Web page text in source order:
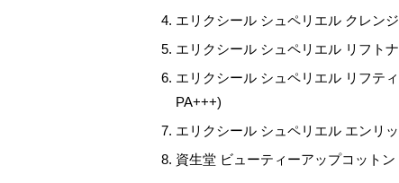
エリクシール シュペリエル クレン
エリクシール シュペリエル リフト
エリクシール シュペリエル リフテ
PA+++)
エリクシール シュペリエル エンリ
資生堂 ビューティーアップコットン